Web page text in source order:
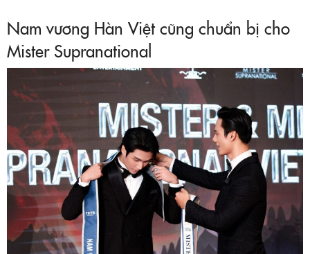
Nam vương Hàn Việt cũng chuẩn bị cho
Mister Supranational